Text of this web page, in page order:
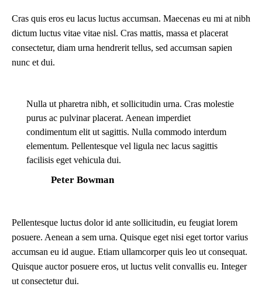
Cras quis eros eu lacus luctus accumsan. Maecenas eu mi at nibh
dictum luctus vitae vitae nisl. Cras mattis, massa et placerat
consectetur, diam urna hendrerit tellus, sed accumsan sapien
nunc et dui.
Nulla ut pharetra nibh, et sollicitudin urna. Cras molestie
purus ac pulvinar placerat. Aenean imperdiet
condimentum elit ut sagittis. Nulla commodo interdum
elementum. Pellentesque vel ligula nec lacus sagittis
facilisis eget vehicula dui.
Peter Bowman
Pellentesque luctus dolor id ante sollicitudin, eu feugiat lorem
posuere. Aenean a sem urna. Quisque eget nisi eget tortor varius
accumsan eu id augue. Etiam ullamcorper quis leo ut consequat.
Quisque auctor posuere eros, ut luctus velit convallis eu. Integer
ut consectetur dui.